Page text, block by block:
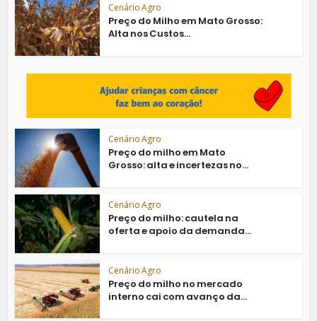
Cenário Agro
Preço do Milho em Mato Grosso:
Alta nos Custos...
Cenário Agro
Preço do milho em Mato
Grosso: alta e incertezas no...
Cenário Agro
Preço do milho: cautela na
oferta e apoio da demanda...
Cenário Agro
Preço do milho no mercado
interno cai com avanço da...